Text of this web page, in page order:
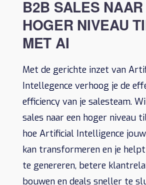
B2B SALES
HOGER NIVEAU
MET AI
Met de gerichte inzet van
Intellegence verhoog je de
efficiency van je salesteam.
sales naar een hoger niveau
hoe Artificial Intelligence
kan transformeren en je
te genereren, betere
bouwen en deals sneller te